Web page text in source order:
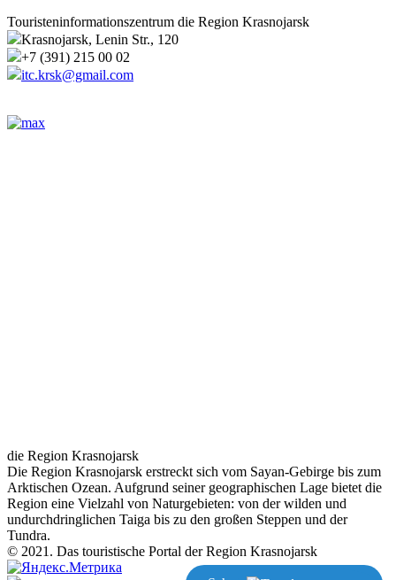
Touristeninformationszentrum die Region Krasnojarsk
Krasnojarsk, Lenin Str., 120
+7 (391) 215 00 02
itc.krsk@gmail.com
die Region Krasnojarsk
Die Region Krasnojarsk erstreckt sich vom Sayan-Gebirge bis zum
Arktischen Ozean. Aufgrund seiner geographischen Lage bietet die
Region eine Vielzahl von Naturgebieten: von der wilden und
undurchdringlichen Taiga bis zu den großen Steppen und der
Tundra.
© 2021. Das touristische Portal der Region Krasnojarsk